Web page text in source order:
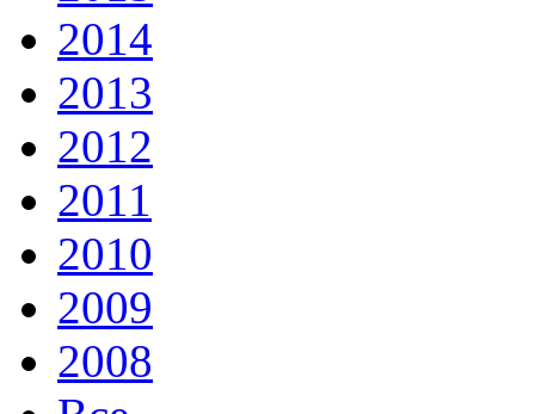
2014
2013
2012
2011
2010
2009
2008